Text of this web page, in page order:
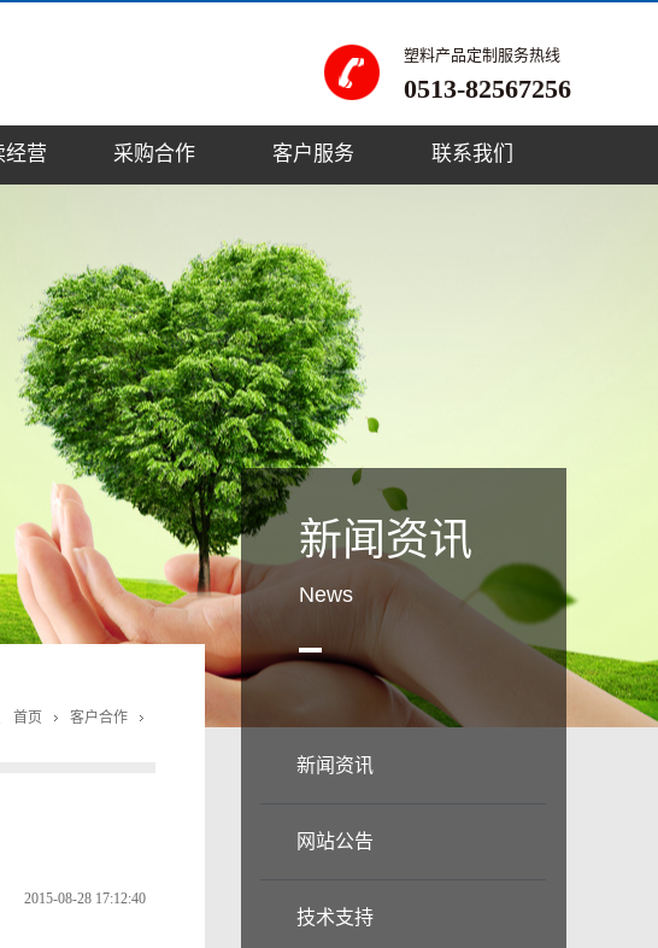
塑料产品定制服务热线
0513-82567256
经营 采购合作 客户服务 联系我们
首页 客户合作
2015-08-28 17:12:40
新闻资讯
News
新闻资讯
网站公告
技术支持